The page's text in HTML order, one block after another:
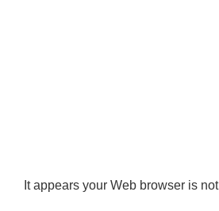
It appears your Web browser is